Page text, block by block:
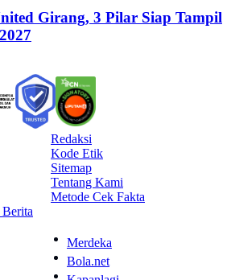
Girang, 3 Pilar Siap Tampil
Redaksi
Kode Etik
Sitemap
Tentang Kami
Metode Cek Fakta
Merdeka
Bola.net